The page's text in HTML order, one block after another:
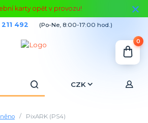
karty opět v provozu!
CZK
492 (Po-Ne, 8:00-17:00 hod.)
0
PixARK (PS4)